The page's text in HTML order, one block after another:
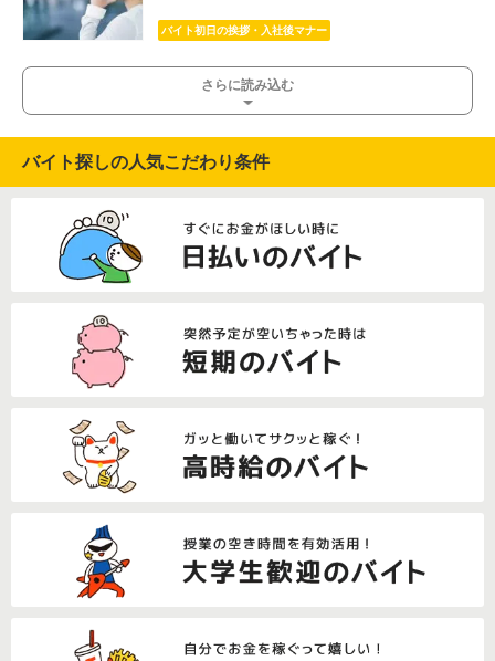
バイト初日の挨拶・入社後マナー
さらに読み込む
バイト探しの人気こだわり条件